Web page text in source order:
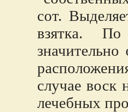
сот.
взятка.
случае воск
лечебных